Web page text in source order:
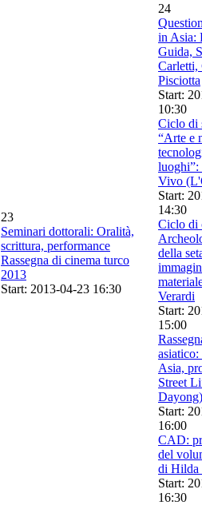
23
Seminari dottorali: Oralità,
scrittura, performance
Rassegna di cinema turco
2013
Start: 2013-04-23 16:30
24
in Asia:
Guida,
Carletti,
Pisciotta
Start:
10:30
Ciclo di
“Arte e
Vivo
Start:
14:30
Ciclo di
della
Verardi
Start:
15:00
Asia,
Street
Dayong)
Start:
16:00
CAD:
del
di Hilda
Start:
16:30